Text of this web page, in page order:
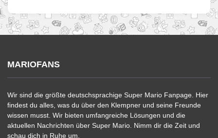
MARIOFANS
Wir sind die größte deutschsprachige Super Mario Fanpage. Hier
findest du alles, was du über den Klempner und seine Freunde
wissen musst. Wir bieten umfangreiche Lösungen und die
aktuellen Nachrichten über Super Mario. Nimm dir die Zeit und
schau dich in Ruhe um.